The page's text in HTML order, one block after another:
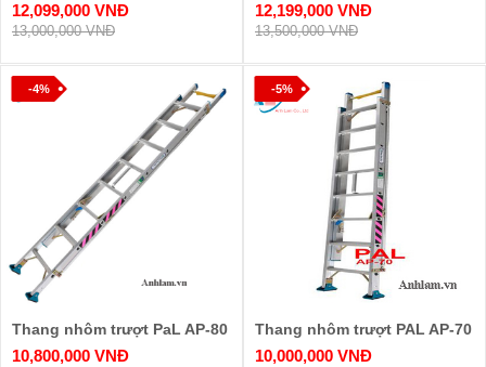
12,099,000 VNĐ
13,000,000 VNĐ
12,199,000 VNĐ
13,500,000 VNĐ
-4%
Thang nhôm trượt PaL AP-80
10,800,000 VNĐ
-5%
Thang nhôm trượt PAL AP-70
10,000,000 VNĐ